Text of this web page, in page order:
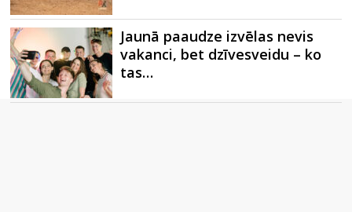
Jaunā paaudze izvēlas nevis
vakanci, bet dzīvesveidu – ko
tas…